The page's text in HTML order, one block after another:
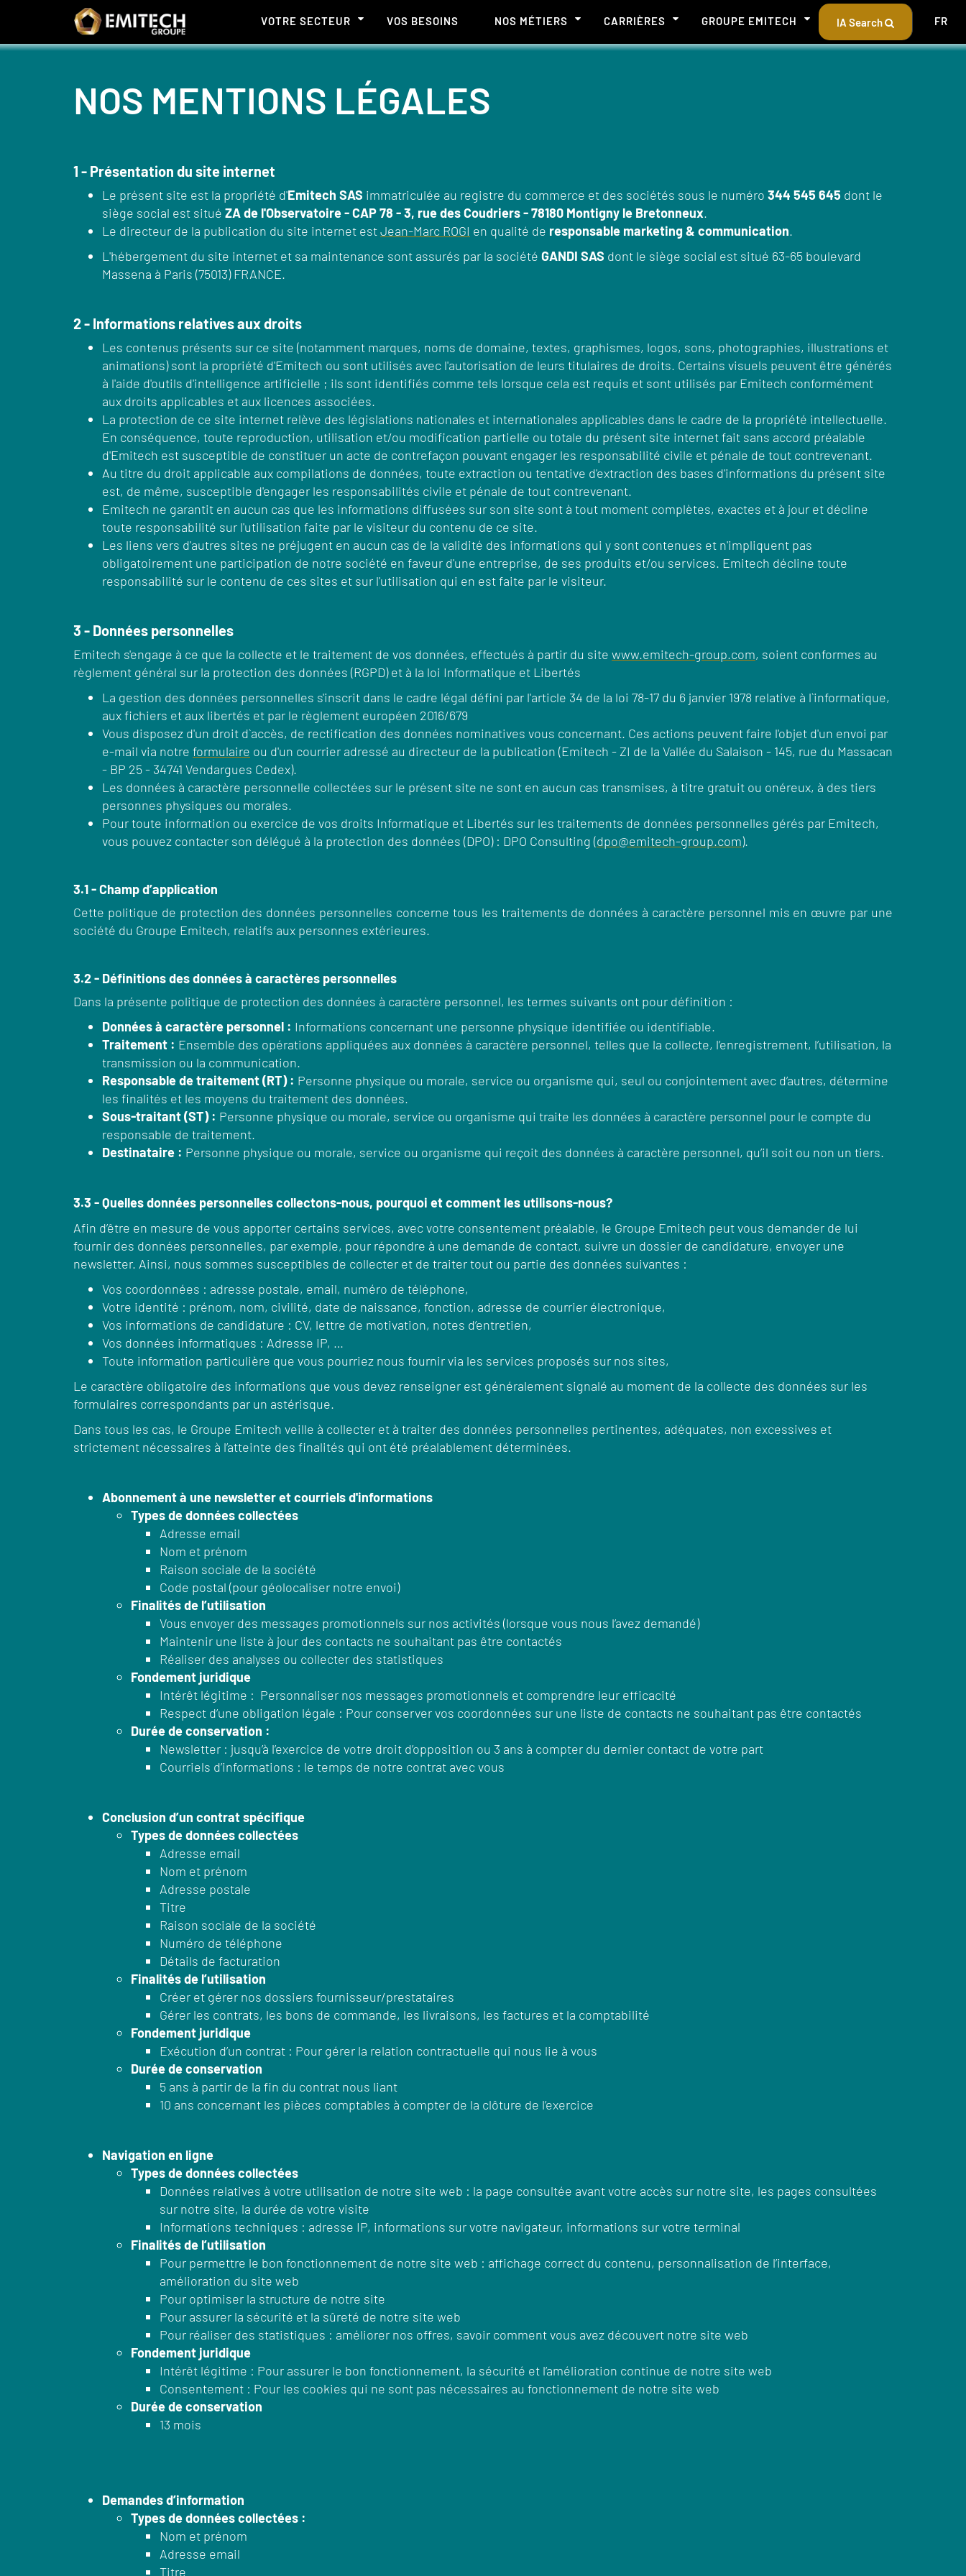
Panneau de gestion des cookies
VOTRE SECTEUR VOS BESOINS NOS MÉTIERS CARRIÈRES GROUPE EMITECH IA Search FR
NOS MENTIONS LÉGALES
1 - Présentation du site internet
Le présent site est la propriété d'Emitech SAS immatriculée au registre du commerce et des sociétés sous le numéro 344 545 645 dont le
siège social est situé ZA de l'Observatoire - CAP 78 - 3, rue des Coudriers - 78180 Montigny le Bretonneux.
Le directeur de la publication du site internet estJean-Marc ROGI en qualité de responsable marketing & communication.
L'hébergement du site internet et sa maintenance sont assurés par la société GANDI SAS dont le siège social est situé 63-65 boulevard
Massena à Paris (75013) FRANCE.
2 - Informations relatives aux droits
Les contenus présents sur ce site (notamment marques, noms de domaine, textes, graphismes, logos, sons, photographies, illustrations et
animations) sont la propriété d'Emitech ou sont utilisés avec l'autorisation de leurs titulaires de droits. Certains visuels peuvent être générés
à l'aide d'outils d'intelligence artificielle ; ils sont identifiés comme tels lorsque cela est requis et sont utilisés par Emitech conformément
aux droits applicables et aux licences associées.
La protection de ce site internet relève des législations nationales et internationales applicables dans le cadre de la propriété intellectuelle.
En conséquence, toute reproduction, utilisation et/ou modification partielle ou totale du présent site internet fait sans accord préalable
d'Emitech est susceptible de constituer un acte de contrefaçon pouvant engager les responsabilité civile et pénale de tout contrevenant.
Au titre du droit applicable aux compilations de données, toute extraction ou tentative d'extraction des bases d'informations du présent site
est, de même, susceptible d'engager les responsabilités civile et pénale de tout contrevenant.
Emitech ne garantit en aucun cas que les informations diffusées sur son site sont à tout moment complètes, exactes et à jour et décline
toute responsabilité sur l'utilisation faite par le visiteur du contenu de ce site.
Les liens vers d'autres sites ne préjugent en aucun cas de la validité des informations qui y sont contenues et n'impliquent pas
obligatoirement une participation de notre société en faveur d'une entreprise, de ses produits et/ou services. Emitech décline toute
responsabilité sur le contenu de ces sites et sur l'utilisation qui en est faite par le visiteur.
3 - Données personnelles
Emitech s'engage à ce que la collecte et le traitement de vos données, effectués à partir du site www.emitech-group.com, soient conformes au
règlement général sur la protection des données (RGPD) et à la loi Informatique et Libertés
La gestion des données personnelles s'inscrit dans le cadre légal défini par l'article 34 de la loi 78-17 du 6 janvier 1978 relative à l`informatique,
aux fichiers et aux libertés et par le règlement européen 2016/679
Vous disposez d'un droit d`accès, de rectification des données nominatives vous concernant. Ces actions peuvent faire l'objet d'un envoi par
e-mail via notre formulaire ou d'un courrier adressé au directeur de la publication (Emitech - ZI de la Vallée du Salaison - 145, rue du Massacan
- BP 25 - 34741 Vendargues Cedex).
Les données à caractère personnelle collectées sur le présent site ne sont en aucun cas transmises, à titre gratuit ou onéreux, à des tiers
personnes physiques ou morales.
Pour toute information ou exercice de vos droits Informatique et Libertés sur les traitements de données personnelles gérés par Emitech,
vous pouvez contacter son délégué à la protection des données (DPO) : DPO Consulting (dpo@emitech-group.com).
3.1 - Champ d’application
Cette politique de protection des données personnelles concerne tous les traitements de données à caractère personnel mis en œuvre par une
société du Groupe Emitech, relatifs aux personnes extérieures.
3.2 - Définitions des données à caractères personnelles
Dans la présente politique de protection des données à caractère personnel, les termes suivants ont pour définition :
Données à caractère personnel : Informations concernant une personne physique identifiée ou identifiable.
Traitement : Ensemble des opérations appliquées aux données à caractère personnel, telles que la collecte, l’enregistrement, l’utilisation, la
transmission ou la communication.
Responsable de traitement (RT) : Personne physique ou morale, service ou organisme qui, seul ou conjointement avec d’autres, détermine
les finalités et les moyens du traitement des données.
Sous-traitant (ST) : Personne physique ou morale, service ou organisme qui traite les données à caractère personnel pour le compte du
responsable de traitement.
Destinataire : Personne physique ou morale, service ou organisme qui reçoit des données à caractère personnel, qu’il soit ou non un tiers.
3.3 - Quelles données personnelles collectons-nous, pourquoi et comment les utilisons-nous?
Afin d’être en mesure de vous apporter certains services, avec votre consentement préalable, le Groupe Emitech peut vous demander de lui
fournir des données personnelles, par exemple, pour répondre à une demande de contact, suivre un dossier de candidature, envoyer une
newsletter. Ainsi, nous sommes susceptibles de collecter et de traiter tout ou partie des données suivantes :
Vos coordonnées : adresse postale, email, numéro de téléphone,
Votre identité : prénom, nom, civilité, date de naissance, fonction, adresse de courrier électronique,
Vos informations de candidature : CV, lettre de motivation, notes d’entretien,
Vos données informatiques : Adresse IP, …
Toute information particulière que vous pourriez nous fournir via les services proposés sur nos sites,
Le caractère obligatoire des informations que vous devez renseigner est généralement signalé au moment de la collecte des données sur les
formulaires correspondants par un astérisque.
Dans tous les cas, le Groupe Emitech veille à collecter et à traiter des données personnelles pertinentes, adéquates, non excessives et
strictement nécessaires à l’atteinte des finalités qui ont été préalablement déterminées.
Abonnement à une newsletter et courriels d'informations
Types de données collectées
Adresse email
Nom et prénom
Raison sociale de la société
Code postal (pour géolocaliser notre envoi)
Finalités de l’utilisation
Vous envoyer des messages promotionnels sur nos activités (lorsque vous nous l’avez demandé)
Maintenir une liste à jour des contacts ne souhaitant pas être contactés
Réaliser des analyses ou collecter des statistiques
Fondement juridique
Intérêt légitime : Personnaliser nos messages promotionnels et comprendre leur efficacité
Respect d’une obligation légale : Pour conserver vos coordonnées sur une liste de contacts ne souhaitant pas être contactés
Durée de conservation :
Newsletter : jusqu’à l’exercice de votre droit d’opposition ou 3 ans à compter du dernier contact de votre part
Courriels d’informations : le temps de notre contrat avec vous
Conclusion d’un contrat spécifique
Types de données collectées
Adresse email
Nom et prénom
Adresse postale
Titre
Raison sociale de la société
Numéro de téléphone
Détails de facturation
Finalités de l’utilisation
Créer et gérer nos dossiers fournisseur/prestataires
Gérer les contrats, les bons de commande, les livraisons, les factures et la comptabilité
Fondement juridique
Exécution d’un contrat : Pour gérer la relation contractuelle qui nous lie à vous
Durée de conservation
5 ans à partir de la fin du contrat nous liant
10 ans concernant les pièces comptables à compter de la clôture de l’exercice
Navigation en ligne
Types de données collectées
Données relatives à votre utilisation de notre site web : la page consultée avant votre accès sur notre site, les pages consultées
sur notre site, la durée de votre visite
Informations techniques : adresse IP, informations sur votre navigateur, informations sur votre terminal
Finalités de l’utilisation
Pour permettre le bon fonctionnement de notre site web : affichage correct du contenu, personnalisation de l’interface,
amélioration du site web
Pour optimiser la structure de notre site
Pour assurer la sécurité et la sûreté de notre site web
Pour réaliser des statistiques : améliorer nos offres, savoir comment vous avez découvert notre site web
Fondement juridique
Intérêt légitime : Pour assurer le bon fonctionnement, la sécurité et l’amélioration continue de notre site web
Consentement : Pour les cookies qui ne sont pas nécessaires au fonctionnement de notre site web
Durée de conservation
13 mois
Demandes d’information
Types de données collectées :
Nom et prénom
Adresse email
Titre